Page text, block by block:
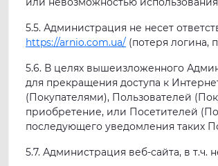
5.5. Администрация не несет
https://arnio.com.ua/ (потеря логина,
5.6. В целях вышеизложенного
для прекращения доступа к
(Покупателями), Пользователей
приобретение, или Посетителей
последующего уведомления таких
5.7. Администрация веб-сайта, в т.ч.